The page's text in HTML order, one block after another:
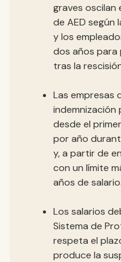
graves
de AED según
y los
dos años para
tras la
Las empresas
indemnización
desde el
por año
y, a partir de
con un límite
años de salario.
Los salarios
Sistema de
respeta el
produce la